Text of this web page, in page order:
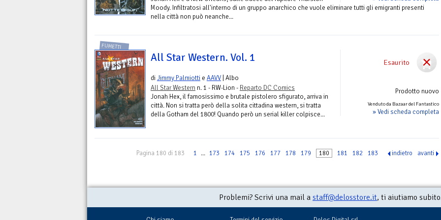
Moody. Infiltratosi all'interno di un gruppo anarchico che vuole eliminare tutti gli emigranti presenti
nella città non può neanche...
Esaurito
Prodotto nuovo
Venduto da Bazaar del Fantastico
» Vedi scheda completa
FUMETTI
All Star Western. Vol. 1
diJimmy Palmiotti e AAVV | Albo
All Star Western n. 1 - RW-Lion - Reparto DC Comics
Jonah Hex, il famosissimo e brutale pistolero sfigurato, arriva in
città. Non si tratta però della solita cittadina western, si tratta
della Gotham del 1800! Quando però un serial killer colpisce...
Pagina 180 di 183 1 ... 173 174 175 176 177 178 179 180 181 182 183 indietro avanti
Problemi? Scrivi una mail a staff@delosstore.it, ti aiutiamo